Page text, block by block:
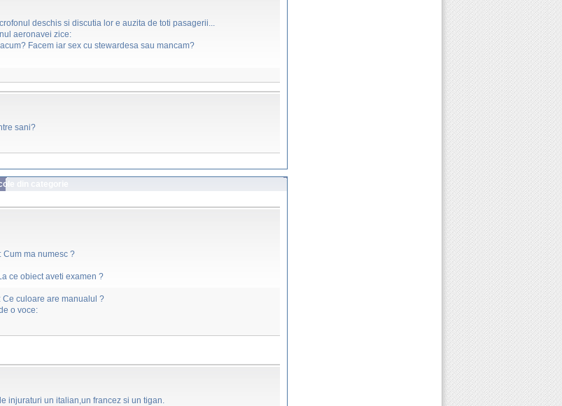
deschis si discutia lor e auzita de toti pasagerii...
aeronavei zice:
Facem iar sex cu stewardesa sau mancam?
sani?
din categorie
Cum ma numesc ?
ce obiect aveti examen ?
Ce culoare are manualul ?
o voce:
injuraturi un italian,un francez si un tigan.